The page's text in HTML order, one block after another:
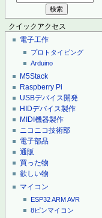
クイックアクセス
電子工作
プロトタイピング
Arduino
M5Stack
Raspberry Pi
USBデバイス開発
HIDデバイス製作
MIDI機器製作
ニコニコ技術部
電子部品
通販
買った物
欲しい物
マイコン
ESP32ARMAVR
8ピンマイコン